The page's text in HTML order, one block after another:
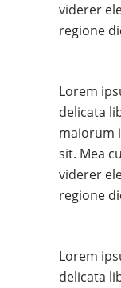
viderer
regione
Lorem
delicata
maiorum
sit. Mea
viderer
regione
Lorem
delicata